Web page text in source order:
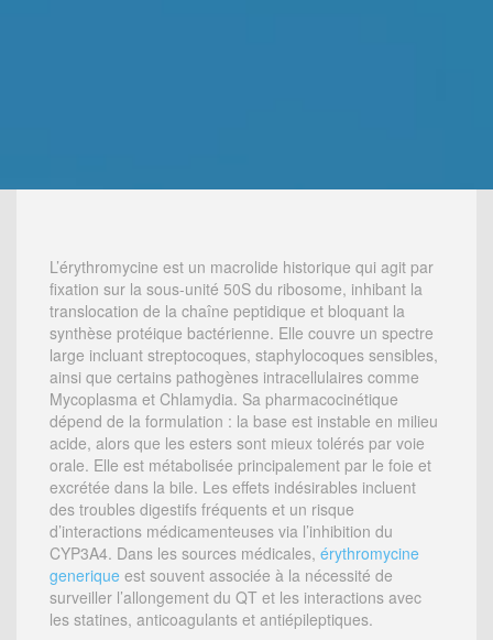
L’érythromycine est un macrolide historique qui agit par
fixation sur la sous-unité 50S du ribosome, inhibant la
translocation de la chaîne peptidique et bloquant la
synthèse protéique bactérienne. Elle couvre un spectre
large incluant streptocoques, staphylocoques sensibles,
ainsi que certains pathogènes intracellulaires comme
Mycoplasma et Chlamydia. Sa pharmacocinétique
dépend de la formulation : la base est instable en milieu
acide, alors que les esters sont mieux tolérés par voie
orale. Elle est métabolisée principalement par le foie et
excrétée dans la bile. Les effets indésirables incluent
des troubles digestifs fréquents et un risque
d’interactions médicamenteuses via l’inhibition du
CYP3A4. Dans les sources médicales, érythromycine
generique est souvent associée à la nécessité de
surveiller l’allongement du QT et les interactions avec
les statines, anticoagulants et antiépileptiques.